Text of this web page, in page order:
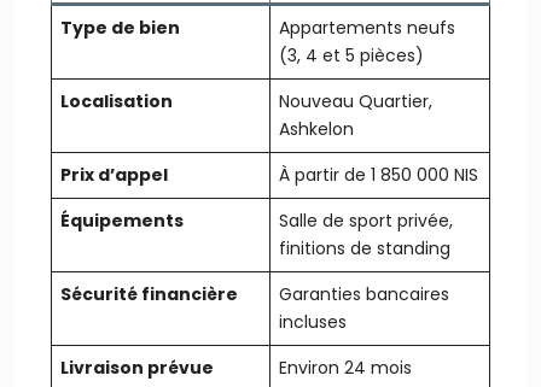
Type de bien
Appartements neufs
(3, 4 et 5 pièces)
Localisation
Nouveau Quartier,
Ashkelon
Prix d’appel
À partir de 1 850 000 NIS
Équipements
Salle de sport privée,
finitions de standing
Sécurité financière
Garanties bancaires
incluses
Livraison prévue
Environ 24 mois